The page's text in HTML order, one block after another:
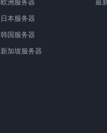
日本服务器
韩国服务器
新加坡服务器